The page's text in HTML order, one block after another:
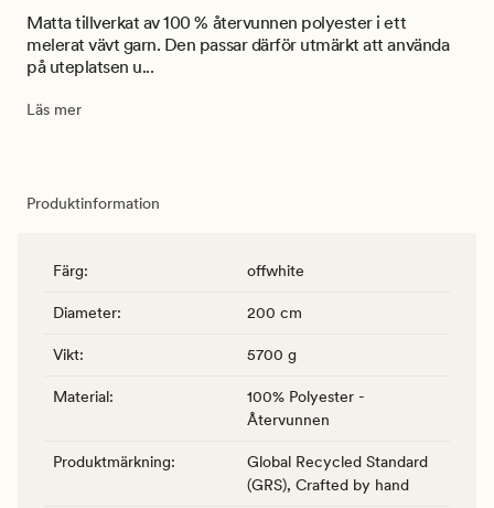
Matta tillverkat av 100 % återvunnen polyester i ett
melerat vävt garn. Den passar därför utmärkt att använda
på uteplatsen u...
Läs mer
Produktinformation
Färg: offwhite
Diameter: 200 cm
Vikt: 5700 g
Material:
100% Polyester -
Återvunnen
Produktmärkning:
Global Recycled Standard
(GRS), Crafted by hand